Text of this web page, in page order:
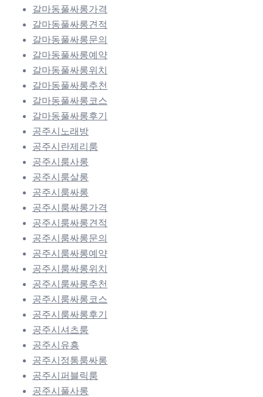
갈마동풀싸롱가격
갈마동풀싸롱견적
갈마동풀싸롱문의
갈마동풀싸롱예약
갈마동풀싸롱위치
갈마동풀싸롱추천
갈마동풀싸롱코스
갈마동풀싸롱후기
공주시노래방
공주시란제리룸
공주시룸사롱
공주시룸살롱
공주시룸싸롱
공주시룸싸롱가격
공주시룸싸롱견적
공주시룸싸롱문의
공주시룸싸롱예약
공주시룸싸롱위치
공주시룸싸롱추천
공주시룸싸롱코스
공주시룸싸롱후기
공주시셔츠룸
공주시유흥
공주시정통룸싸롱
공주시퍼블릭룸
공주시풀사롱